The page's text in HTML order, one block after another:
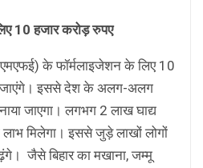
10 हजार करोड़ रुपए
के फॉर्मलाइजेशन के लिए 10
जाएंगे। इससे देश के अलग-अलग
जाएगा। लगभग 2 लाख घाद्य
मिलेगा। इससे जुड़े लाखों लोगों
जैसे बिहार का मखाना, जम्मू